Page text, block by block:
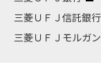
三菱ＵＦＪ信託銀行
三菱ＵＦＪモルガ